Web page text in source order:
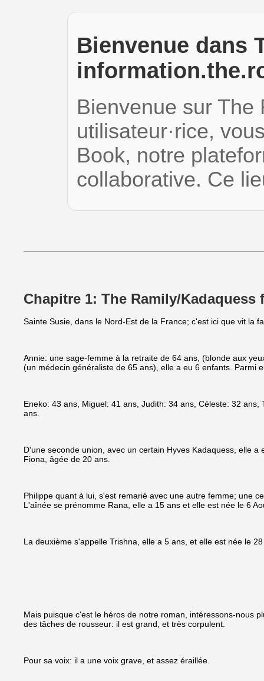
Bienvenue dans
Bienvenue sur The
utilisateur·rice,
Book, notre
collaborative. Ce
Chapitre 1: The Ramily/Kadaquess
Sainte Susie, dans le Nord-Est de la France; c'est ici que vit la
Annie: une sage-femme à la retraite de 64 ans, (blonde aux
(un médecin généraliste de 65 ans), elle a eu 6 enfants. Parmi
Eneko: 43 ans, Miguel: 41 ans, Judith: 34 ans, Céleste: 32
ans.
D'une seconde union, avec un certain Hyves Kadaquess, elle
Fiona, âgée de 20 ans.
Philippe quant à lui, s'est remarié avec une autre femme; une
L'aînée se prénomme Rana, elle a 15 ans et elle est née le 6
La deuxième s'appelle Trishna, elle a 5 ans, et elle est née le
Mais puisque c'est le héros de notre roman, intéressons-nous
des tâches de rousseur: il est grand, et très corpulent.
Pour sa voix: il a une voix grave, et assez éraillée.